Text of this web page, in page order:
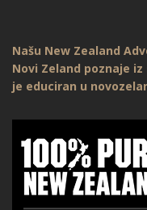
Našu New Zealand
Novi Zeland poznaje
je educiran u